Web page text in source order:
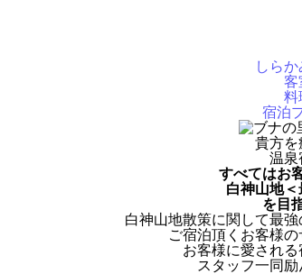
しら
客
料
宿泊
貴方を
温泉
すべてはお
⽩神⼭地＜
を⽬
⽩神⼭地散策に関して最強
ご宿泊頂くお客様の
お客様に愛される
スタッフ⼀同励